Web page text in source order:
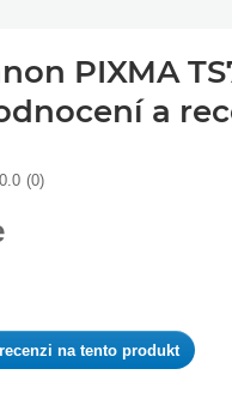
PIXMA
a
0.0 (0)
na tento produkt